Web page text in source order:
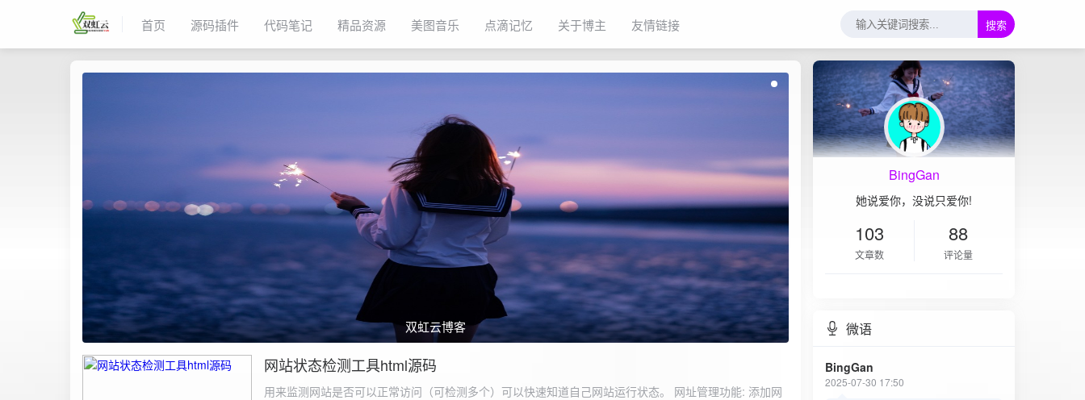
首页 源码插件 代码笔记 精品资源 美图音乐 点滴记忆 关于博主 友情链接 搜索
双虹云博客
2025-8-12
网站状态检测工具html源码
用来监测网站是否可以正常访问（可检测多个）可以快速知道自己网站运行状态。 网址管理功能: 添加网
BingGan
她说爱你，没说只爱你!
103
文章数
88
评论量
微语
BingGan
2025-07-30 17:50